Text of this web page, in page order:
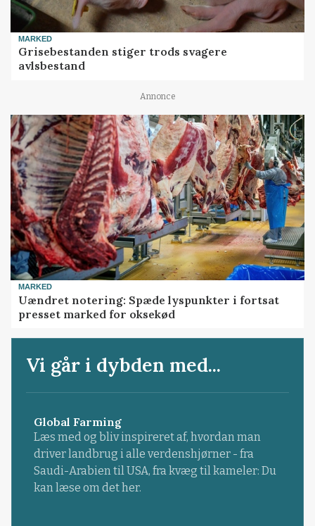
MARKED
Grisebestanden stiger trods svagere
avlsbestand
Annonce
MARKED
Uændret notering: Spæde lyspunkter i fortsat
presset marked for oksekød
Vi går i dybden med...
Global Farming
Læs med og bliv inspireret af, hvordan man
driver landbrug i alle verdenshjørner - fra
Saudi-Arabien til USA, fra kvæg til kameler: Du
kan læse om det her.